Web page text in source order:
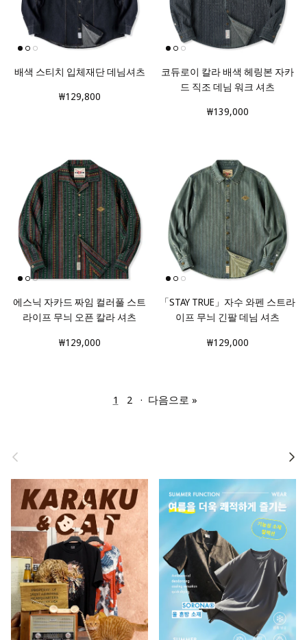
배색 스티치 입체재단 데님셔츠
₩129,800
코듀로이 칼라 배색 헤링본 자카
드 직조 데님 워크 셔츠
₩139,000
에스닉 자카드 짜임 컬러풀 스트
라이프 무늬 오픈 칼라 셔츠
₩129,000
「STAY TRUE」자수 와펜 스트라
이프 무늬 긴팔 데님 셔츠
₩129,000
1 2 · 다음으로 »
돌아가기 다음